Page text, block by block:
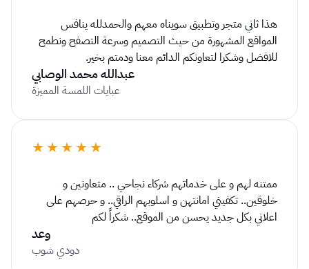
للافضل وشكرا لتعاونكم الدائم معنا ودمتم بخير.
عبدالله محمد الوصابي
عبايات اللمسة المميزة
★★★★★
اعلاني بكل جديد يحسن من الموقع.. شكراً لكم
وعد
دودي شوب